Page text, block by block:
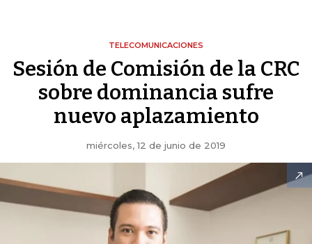
TELECOMUNICACIONES
Sesión de Comisión de la CRC
sobre dominancia sufre
nuevo aplazamiento
miércoles, 12 de junio de 2019